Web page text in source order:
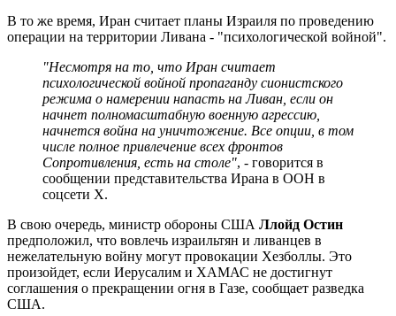
В то же время, Иран считает планы Израиля по проведению
операции на территории Ливана - "психологической войной".
"Несмотря на то, что Иран считает
психологической войной пропаганду сионистского
режима о намерении напасть на Ливан, если он
начнет полномасштабную военную агрессию,
начнется война на уничтожение. Все опции, в том
числе полное привлечение всех фронтов
Сопротивления, есть на столе", - говорится в
сообщении представительства Ирана в ООН в
соцсети X.
В свою очередь, министр обороны США Ллойд Остин
предположил, что вовлечь израильтян и ливанцев в
нежелательную войну могут провокации Хезболлы. Это
произойдет, если Иерусалим и ХАМАС не достигнут
соглашения о прекращении огня в Газе, сообщает разведка
США.